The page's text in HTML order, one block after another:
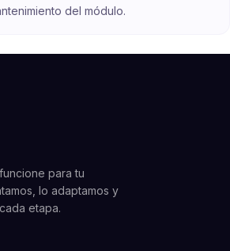
del módulo.
para tu
lo adaptamos y
etapa.